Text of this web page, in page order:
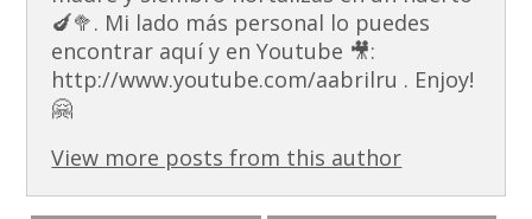
🍆🥦. Mi lado más personal lo puedes
encontrar aquí y en Youtube 🎥:
http://www.youtube.com/aabrilru . Enjoy!
🤗
View more posts from this author